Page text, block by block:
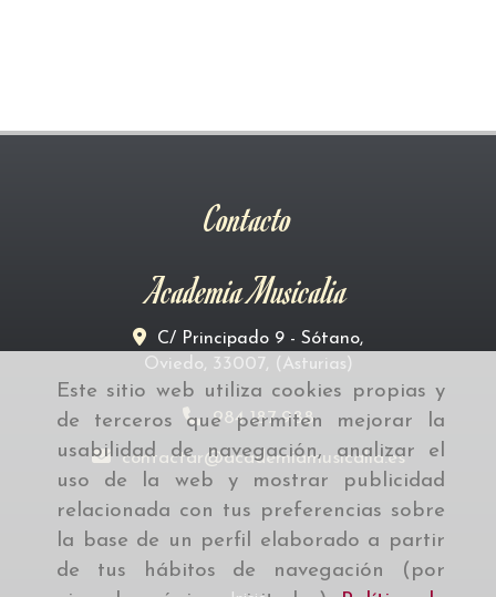
Este sitio web utiliza cookies propias y
de terceros que permiten mejorar la
usabilidad de navegación, analizar el
uso de la web y mostrar publicidad
relacionada con tus preferencias sobre
la base de un perfil elaborado a partir
de tus hábitos de navegación (por
Contacto
Academia Musicalia
C/ Principado 9 - Sótano,
Oviedo, 33007, (Asturias)
984 187 988
contactar academiamusicalia.es